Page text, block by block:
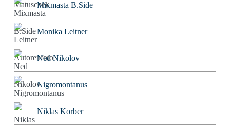
Mixmasta B.Side
Monika Leitner
Ned Nikolov
Nigromontanus
Niklas Korber